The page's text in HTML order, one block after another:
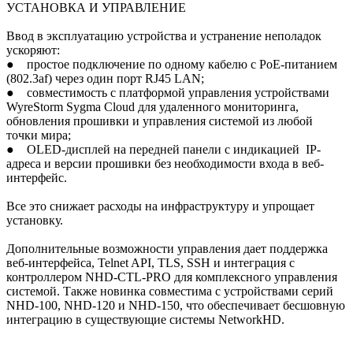
УСТАНОВКА И УПРАВЛЕНИЕ
Ввод в эксплуатацию устройства и устранение неполадок
ускоряют:
● простое подключение по одному кабелю с PoE-питанием
(802.3af) через один порт RJ45 LAN;
● совместимость с платформой управления устройствами
WyreStorm Sygma Cloud для удаленного мониторинга,
обновления прошивки и управления системой из любой
точки мира;
● OLED-дисплей на передней панели с индикацией IP-
адреса и версии прошивки без необходимости входа в веб-
интерфейс.
Все это снижает расходы на инфраструктуру и упрощает
установку.
Дополнительные возможности управления дает поддержка
веб-интерфейса, Telnet API, TLS, SSH и интеграция с
контроллером NHD-CTL-PRO для комплексного управления
системой. Также новинка совместима с устройствами серий
NHD-100, NHD-120 и NHD-150, что обеспечивает бесшовную
интеграцию в существующие системы NetworkHD.